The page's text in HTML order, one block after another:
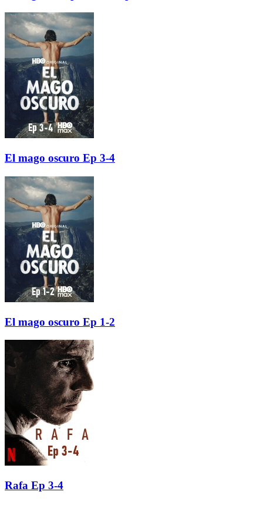
El mago oscuro Ep 3-4
El mago oscuro Ep 1-2
Rafa Ep 3-4